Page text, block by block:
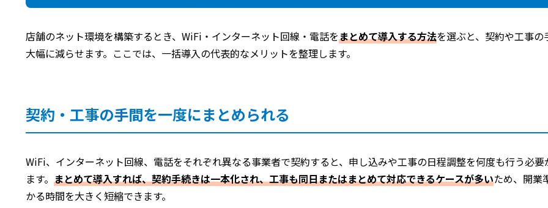
店舗のネット環境を構築するとき、WiFi・インターネット回線・電話をまとめて導入する方法を選ぶと、契約や工事の
大幅に減らせます。ここでは、一括導入の代表的なメリットを整理します。
契約・工事の手間を一度にまとめられる
WiFi、インターネット回線、電話をそれぞれ異なる事業者で契約すると、申し込みや工事の日程調整を何度も行う必要
ます。 まとめて導入すれば、契約手続きは一本化され、工事も同日またはまとめて対応できるケースが多いため、開業
かる時間を大きく短縮できます。